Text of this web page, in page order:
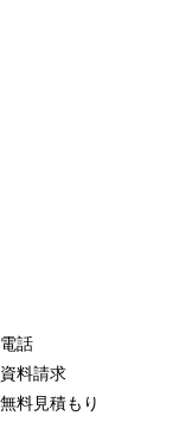
電話
資料請求
無料見積もり